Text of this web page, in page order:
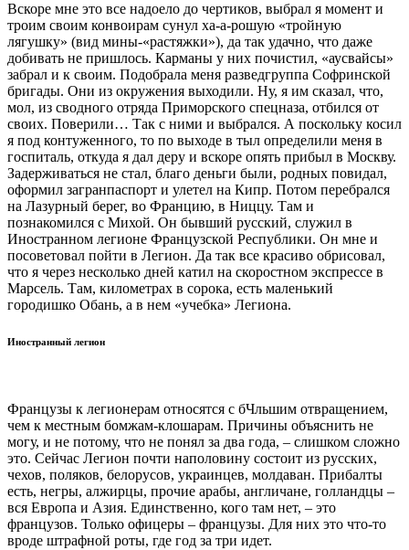
Вскоре мне это все надоело до чертиков, выбрал я момент и
троим своим конвоирам сунул ха-а-рошую «тройную
лягушку» (вид мины-«растяжки»), да так удачно, что даже
добивать не пришлось. Карманы у них почистил, «аусвайсы»
забрал и к своим. Подобрала меня разведгруппа Софринской
бригады. Они из окружения выходили. Ну, я им сказал, что,
мол, из сводного отряда Приморского спецназа, отбился от
своих. Поверили… Так с ними и выбрался. А поскольку косил
я под контуженного, то по выходе в тыл определили меня в
госпиталь, откуда я дал деру и вскоре опять прибыл в Москву.
Задерживаться не стал, благо деньги были, родных повидал,
оформил загранпаспорт и улетел на Кипр. Потом перебрался
на Лазурный берег, во Францию, в Ниццу. Там и
познакомился с Михой. Он бывший русский, служил в
Иностранном легионе Французской Республики. Он мне и
посоветовал пойти в Легион. Да так все красиво обрисовал,
что я через несколько дней катил на скоростном экспрессе в
Марсель. Там, километрах в сорока, есть маленький
городишко Обань, а в нем «учебка» Легиона.
Иностранный легион
Французы к легионерам относятся с бЧльшим отвращением,
чем к местным бомжам-клошарам. Причины объяснить не
могу, и не потому, что не понял за два года, – слишком сложно
это. Сейчас Легион почти наполовину состоит из русских,
чехов, поляков, белорусов, украинцев, молдаван. Прибалты
есть, негры, алжирцы, прочие арабы, англичане, голландцы –
вся Европа и Азия. Единственно, кого там нет, – это
французов. Только офицеры – французы. Для них это что-то
вроде штрафной роты, где год за три идет.